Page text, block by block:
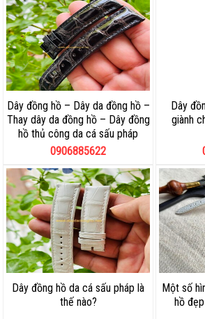
Dây đồng hồ – Dây da đồng hồ –
Thay dây da đồng hồ – Dây đồng
hồ thủ công da cá sấu pháp
0906885622
Dây
giành
Dây đồng hồ da cá sấu pháp là
thế nào?
Một số
hồ